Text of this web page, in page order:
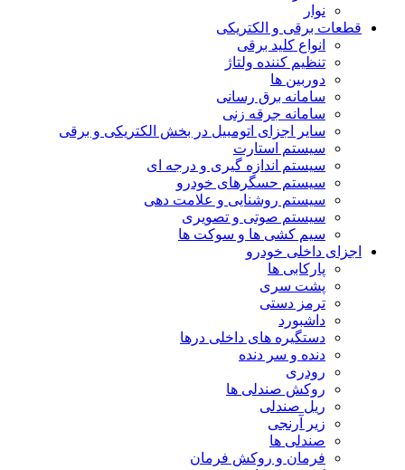
نوار
قطعات برقی و الکتریکی
انواع کلید برقی
تنظیم کننده ولتاژ
دوربین ها
سامانه برق رسانی
سامانه جرقه زنی
سایر اجزای اتومبیل در بخش الکتریکی و برقی
سیستم استارت
سیستم اندازه گیری و درجه ای
سیستم حسگرهای خودرو
سیستم روشنایی و علامت دهی
سیستم صوتی و تصویری
سیم کشی ها و سوکت ها
اجزای داخلی خودرو
پارکابی ها
پشت سری
ترمز دستی
داشبورد
دستگیره های داخلی درها
دنده و سر دنده
رودری
روکش صندلی ها
ریل صندلی
زیر آرنجی
صندلی ها
فرمان و روکش فرمان